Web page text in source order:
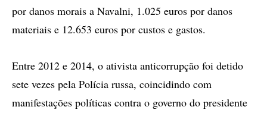
por danos morais a Navalni, 1.025 euros por danos
materiais e 12.653 euros por custos e gastos.
Entre 2012 e 2014, o ativista anticorrupção foi detido
sete vezes pela Polícia russa, coincidindo com
manifestações políticas contra o governo do presidente